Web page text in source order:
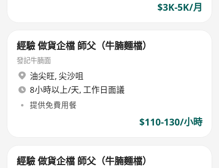
$3K-5K/月
經驗 做貨企檔 師父（牛腩麵檔）
發記牛腩面
油尖旺, 尖沙咀
8小時以上/天, 工作日面議
提供免費用餐
$110-130/小時
經驗 做貨企檔 師父（牛腩麵檔）